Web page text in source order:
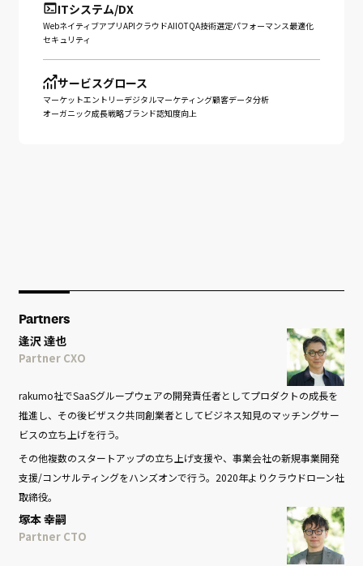
ITシステム/DX
WebネイティブアプリAPIクラウドAIIOTQA技術選定パフォーマンス最適化
セキュリティ
サービスグロース
マーケットエントリーデジタルマーケティング顧客データ分析
オーガニック成長戦略ブランド認知度向上
Partners
逢沢 達也
Partner CXO
rakumo社でSaaSグループウェアの開発責任者としてプロダクトの成長を
推進し、その後ビザスク共同創業者としてビジネス知見のマッチングサー
ビスの立ち上げを行う。
その他複数のスタートアップの立ち上げ支援や、事業会社の新規事業開発
支援/コンサルティングをハンズオンで行う。2020年よりクラウドローン社
取締役。
塚本 幸嗣
Partner CTO